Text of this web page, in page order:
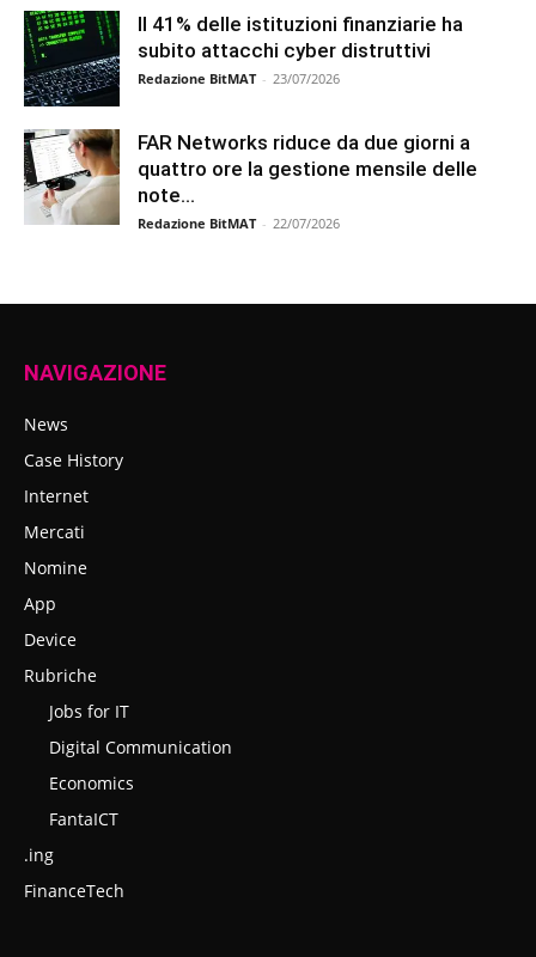
Il 41% delle istituzioni finanziarie ha
subito attacchi cyber distruttivi
Redazione BitMAT - 23/07/2026
FAR Networks riduce da due giorni a
quattro ore la gestione mensile delle
note...
Redazione BitMAT - 22/07/2026
NAVIGAZIONE
News
Case History
Internet
Mercati
Nomine
App
Device
Rubriche
Jobs for IT
Digital Communication
Economics
FantaICT
.ing
FinanceTech